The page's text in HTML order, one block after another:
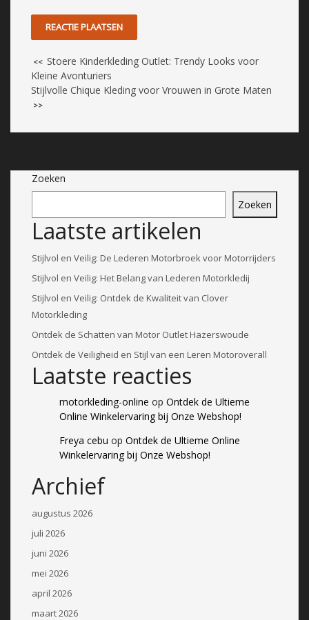
<< Stoere Kinderkleding Outlet: Trendy Looks voor
Kleine Avonturiers
Stijlvolle Chique Kleding voor Vrouwen in Grote Maten
>>
Zoeken
Zoeken
Laatste artikelen
Stijlvol en Veilig: De Lederen Motorbroek voor Motorrijders
Stijlvol en Veilig: Het Belang van Lederen Motorkledij
Stijlvol en Veilig: Ontdek de Kwaliteit van Clover
Motorkleding
Ontdek de Schatten van Motor Outlet Hazerswoude
Ontdek de Veiligheid en Stijl van een Leren Motoroverall
Laatste reacties
motorkleding-online op Ontdek de Ultieme
Online Winkelervaring bij Onze Webshop!
Freya cebu op Ontdek de Ultieme Online
Winkelervaring bij Onze Webshop!
Archief
augustus 2026
juli 2026
juni 2026
mei 2026
april 2026
maart 2026